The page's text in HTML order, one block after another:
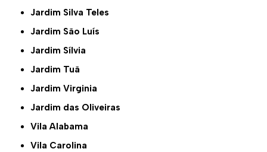
Jardim Silva Teles
Jardim São Luís
Jardim Sílvia
Jardim Tuã
Jardim Virginia
Jardim das Oliveiras
Vila Alabama
Vila Carolina